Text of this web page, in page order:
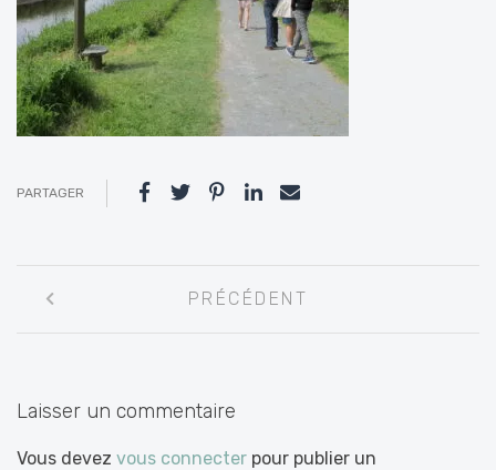
PARTAGER
entre
PRÉCÉDENT
Laisser un commentaire
Vous devez vous connecter pour publier un